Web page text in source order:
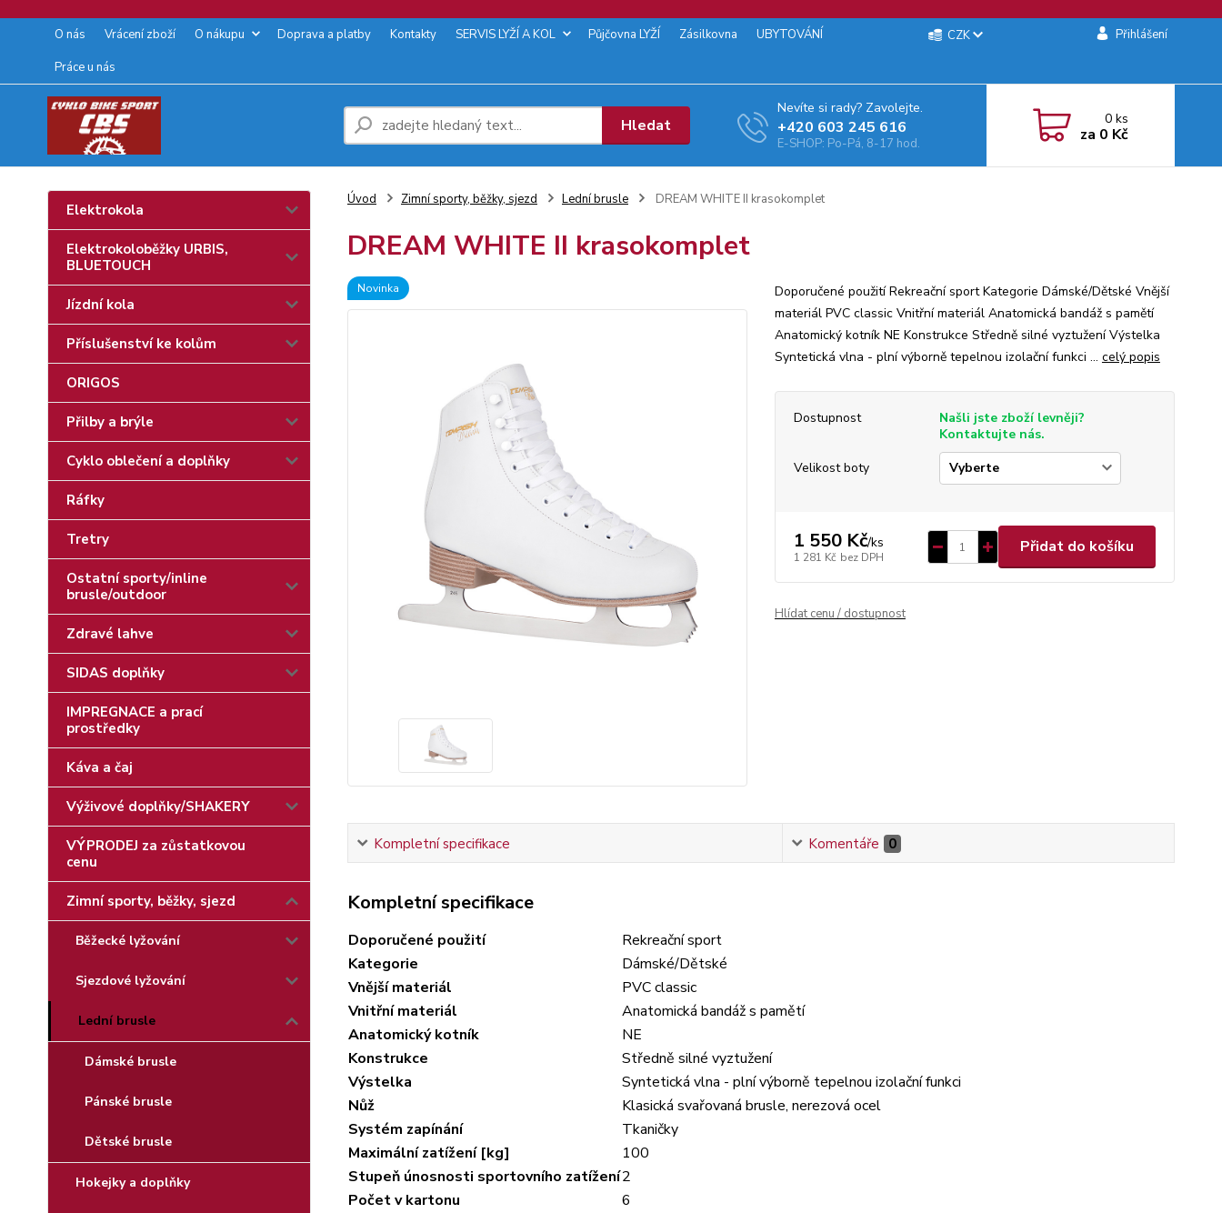
O nás Vrácení zboží O nákupu Doprava a platby Kontakty SERVIS LYŽÍ A KOL Půjčovna LYŽÍ Zásilkovna
UBYTOVÁNÍ
Práce u nás
CZK Přihlášení
Hledat
Nevíte si rady? Zavolejte.
+‭420 603 245 616‬
E-SHOP: Po-Pá, 8-17 hod.
0ks
za 0 Kč
Elektrokola
Elektrokoloběžky URBIS,
BLUETOUCH
Jízdní kola
Příslušenství ke kolům
ORIGOS
Přilby a brýle
Cyklo oblečení a doplňky
Ráfky
Tretry
Ostatní sporty/inline
brusle/outdoor
Zdravé lahve
SIDAS doplňky
IMPREGNACE a prací
prostředky
Káva a čaj
Výživové doplňky/SHAKERY
VÝPRODEJ za zůstatkovou
cenu
Zimní sporty, běžky, sjezd
Běžecké lyžování
Sjezdové lyžování
Lední brusle
Dámské brusle
Pánské brusle
Dětské brusle
Hokejky a doplňky
Úvod Zimní sporty, běžky, sjezd Lední brusle DREAM WHITE II krasokomplet
DREAM WHITE II krasokomplet
Novinka
Doporučené použití Rekreační sport Kategorie Dámské/Dětské Vnější
materiál PVC classic Vnitřní materiál Anatomická bandáž s pamětí
Anatomický kotník NE Konstrukce Středně silné vyztužení Výstelka
Syntetická vlna - plní výborně tepelnou izolační funkci ... celý popis
Dostupnost
Našli jste zboží levněji?
Kontaktujte nás.
Velikost boty
1 550 Kč/ks
1 281 Kč bez DPH
Přidat do košíku
Hlídat cenu / dostupnost
Kompletní specifikace Komentáře 0
Kompletní specifikace
Doporučené použití
Rekreační sport
Kategorie
Dámské/Dětské
Vnější materiál
PVC classic
Vnitřní materiál
Anatomická bandáž s pamětí
Anatomický kotník
NE
Konstrukce
Středně silné vyztužení
Výstelka
Syntetická vlna - plní výborně tepelnou izolační funkci
Nůž
Klasická svařovaná brusle, nerezová ocel
Systém zapínání
Tkaničky
Maximální zatížení [kg]
100
Stupeň únosnosti sportovního zatížení2
Počet v kartonu
6